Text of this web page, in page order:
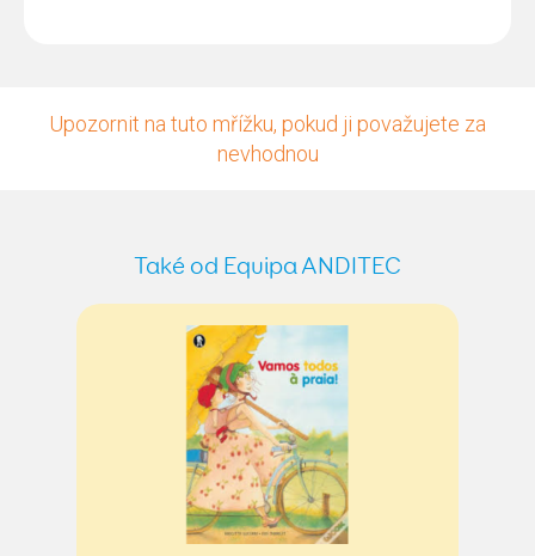
Upozornit na tuto mřížku, pokud ji považujete za
nevhodnou
Také od Equipa ANDITEC